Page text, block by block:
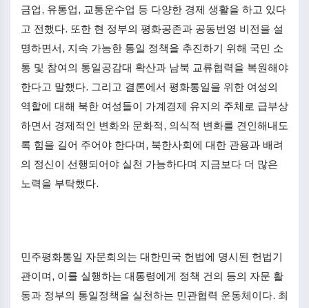
금업, 유통업, 교통운수업 등 다양한 경제 생활을 하고 있다
고 전했다. 또한 현 정부의 평화공존과 공동번영 비전을 설
명하면서, 지속 가능한 통일 정책을 추진하기 위해 국민 소
통 및 참여의 통일공감대 확산과 남북 교류협력을 복원해야
한다고 말했다. 그리고 결론에서 평화통일을 위한 여성의
역할에 대해 북한 여성들이 가계경제 유지의 주체로 급부상
하면서 경제적인 변화와 문화적, 의식적 변화를 견인해내도
록 힘을 길어 주어야 한다며, 북한사회에 대한 관용과 배려
의 정신이 선행되어야 실천 가능하다며 지금보다 더 많은
노력을 부탁했다.
민주평화통일 자문회의는 대한민국 헌법에 명시된 헌법기
관이며, 이를 실행하는 대통령에게 정책 건의 등의 자문 활
동과 정부의 통일정책을 실천하는 민관협력 운동체이다. 최